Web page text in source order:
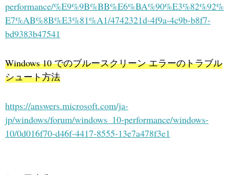
performance/%E9%9B%BB%E6%BA%90%E3%82%92%
E7%AB%8B%E3%81%A1/4742321d-4f9a-4c9b-b8f7-
bd9383b47541
Windows 10 でのブルースクリーン エラーのトラブル
シュート方法
https://answers.microsoft.com/ja-
jp/windows/forum/windows_10-performance/windows-
10/0d016f70-d46f-4417-8555-13e7a478f3e1